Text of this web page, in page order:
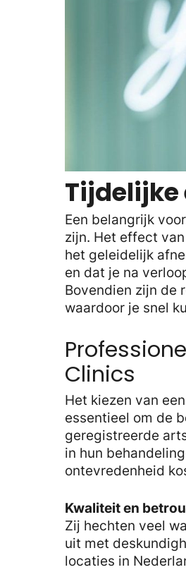
Tijdelijke
Een belangrijk
zijn. Het effect
het geleidelijk
en dat je na
Bovendien zijn de
waardoor je snel
Clinics
Het kiezen van
essentieel om de
geregistreerde
in hun
ontevredenheid
Kwaliteit en
Zij hechten veel
uit met
locaties in